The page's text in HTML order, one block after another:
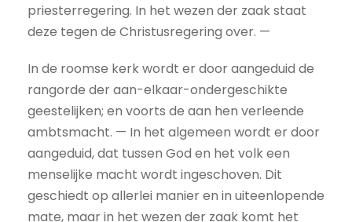
priesterregering. In het wezen der zaak staat
deze tegen de Christusregering over. —
In de roomse kerk wordt er door aangeduid de
rangorde der aan-elkaar-ondergeschikte
geestelijken; en voorts de aan hen verleende
ambtsmacht. — In het algemeen wordt er door
aangeduid, dat tussen God en het volk een
menselijke macht wordt ingeschoven. Dit
geschiedt op allerlei manier en in uiteenlopende
mate, maar in het wezen der zaak komt het